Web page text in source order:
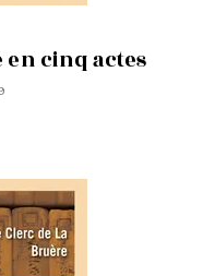
en cinq actes